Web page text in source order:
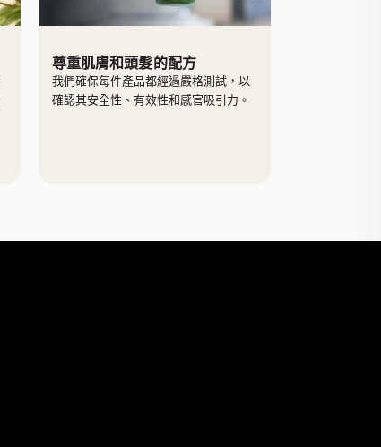
尊重肌膚和頭髮的配方
我們確保每件產品都經過嚴格測試，以
確認其安全性、有效性和感官吸引力。